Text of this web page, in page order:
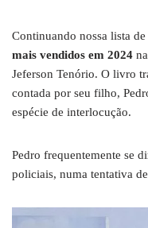
Continuando nossa lista de
mais vendidos em 2024
Jeferson Tenório. O livro
contada por seu filho,
espécie de interlocução.
Pedro frequentemente se
policiais, numa tentativa